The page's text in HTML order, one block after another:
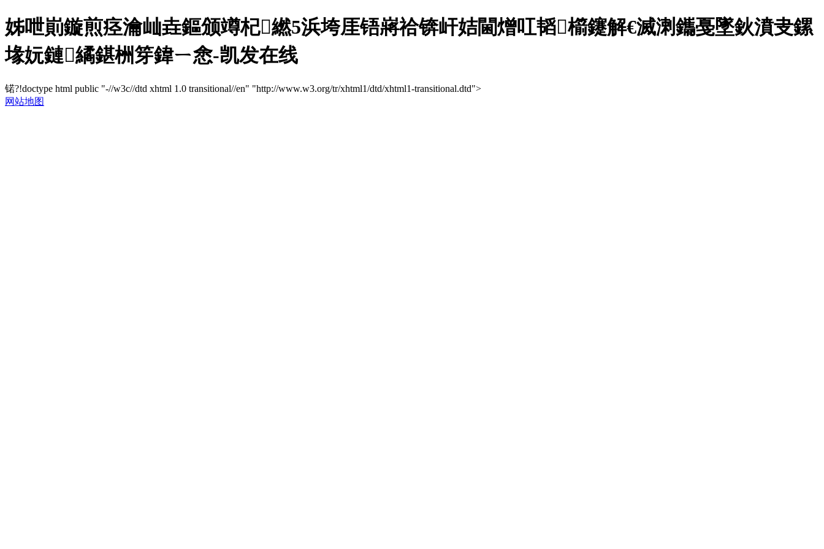
姊呭崱鏇煎痉瀹屾垚鏂颁竴杞繎5浜垮厓铻嶈祫锛屽姞閫熷叿韬櫤鑳解€滅溂鑴戞墜鈥濆叏鏍
堟妧鏈繘鍖栦笌鍏ㄧ悆-凯发在线
锘?!doctype html public "-//w3c//dtd xhtml 1.0 transitional//en" "http://www.w3.org/tr/xhtml1/dtd/xhtml1-transitional.dtd">
网站地图